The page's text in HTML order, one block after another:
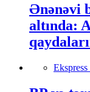
Ənənəvi
altında: